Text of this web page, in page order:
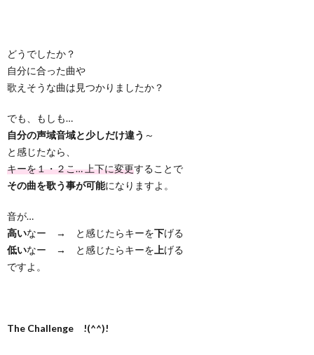
どうでしたか？
自分に合った曲や
歌えそうな曲は見つかりましたか？
でも、もしも…
自分の声域音域と少しだけ違う ～
と感じたなら、
キーを１・２こ… 上下に変更することで
その曲を歌う事が可能になりますよ。
音が…
高いなー → と感じたらキーを下げる
低いなー → と感じたらキーを 上げる
ですよ。
The Challenge !(^^)!